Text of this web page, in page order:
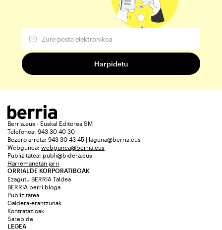
Berria.eus - Euskal Editorea SM
Telefonoa: 943 30 40 30
Bezero arreta: 943 30 43 45 | laguna@berria.eus
Webgunea: webgunea@berria.eus
Publizitatea: publi@bidera.eus
Harremanetan jarri
ORRIALDE KORPORATIBOAK
Ezagutu BERRIA Taldea
BERRIA berri bloga
Publizitatea
Galdera-erantzunak
Kontratazioak
Sarebide
LEGEA